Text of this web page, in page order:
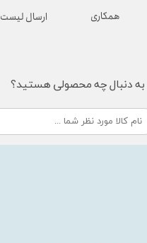
ارسال
همکاری
به دنبال چه محصولی هستید؟